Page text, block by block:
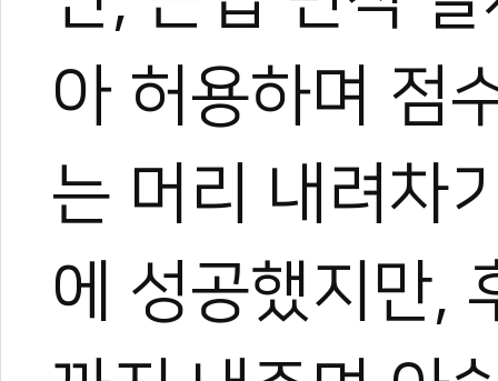
아 허용하며 점
는 머리 내려차
에 성공했지만,